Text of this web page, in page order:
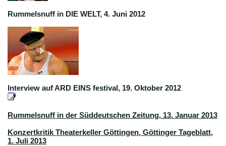
Rummelsnuff in DIE WELT, 4. Juni 2012
Interview auf ARD EINS festival, 19. Oktober 2012
Rummelsnuff in der Süddeutschen Zeitung, 13. Januar 2013
Konzertkritik Theaterkeller Göttingen, Göttinger Tageblatt,
1. Juli 2013